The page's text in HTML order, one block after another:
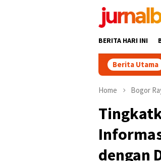
BERITA HARI INI
Berita Utama
Home Bogor
dengan